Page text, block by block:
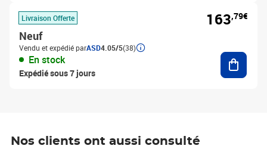
Livraison Offerte
Neuf
Vendu et expédié parASD4.05/5(38)
En stock
Expédié sous 7 jours
163,79€
Nos clients ont aussi consulté